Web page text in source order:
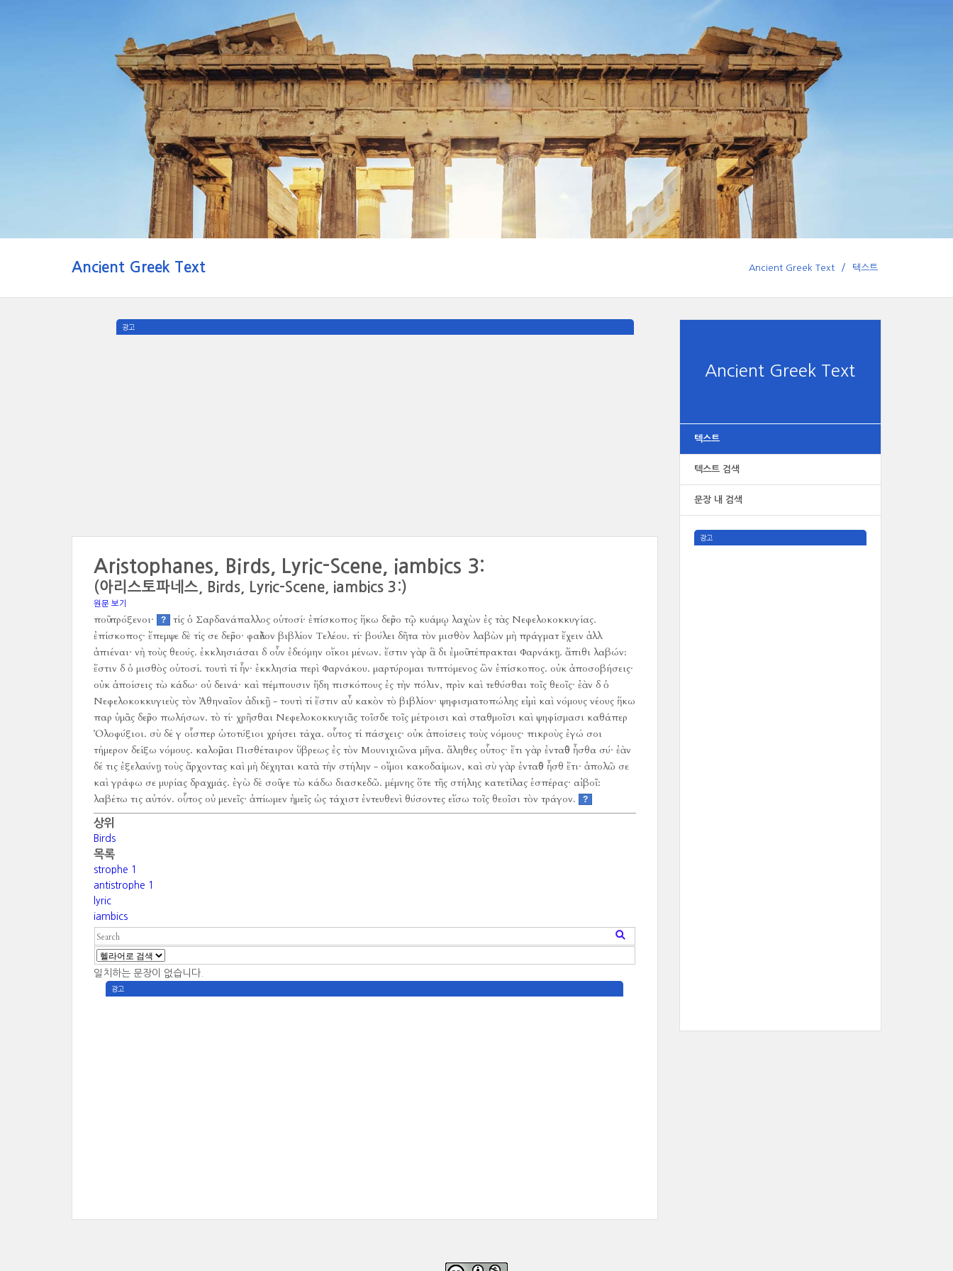
Ancient Greek Text Ancient Greek Text 텍스트
Ancient Greek Text
텍스트
텍스트 검색
문장 내 검색
광고
광고
Aristophanes, Birds, Lyric-Scene, iambics 3:
(아리스토파네스, Birds, Lyric-Scene, iambics 3:)
원문 보기
ποῦ πρόξενοι· ? τίς ὁ Σαρδανάπαλλος οὑτοσί· ἐπίσκοπος ἥκω δεῦρο τῷ κυάμῳ λαχὼν ἐς τὰς Νεφελοκοκκυγίας.
ἐπίσκοπος· ἔπεμψε δὲ τίς σε δεῦρο· φαῦλον βιβλίον Τελέου. τί· βούλει δῆτα τὸν μισθὸν λαβὼν μὴ πράγματ ἔχειν ἀλλ
ἀπιέναι· νὴ τοὺς θεούς. ἐκκλησιάσαι δ οὖν ἐδεόμην οἴκοι μένων. ἔστιν γὰρ ἃ δι ἐμοῦ πέπρακται Φαρνάκῃ. ἄπιθι λαβών:
ἔστιν δ ὁ μισθὸς οὑτοσί. τουτὶ τί ἦν· ἐκκλησία περὶ Φαρνάκου. μαρτύρομαι τυπτόμενος ὢν ἐπίσκοπος. οὐκ ἀποσοβήσεις·
οὐκ ἀποίσεις τὼ κάδω· οὐ δεινά· καὶ πέμπουσιν ἤδη πισκόπους ἐς τὴν πόλιν, πρὶν καὶ τεθύσθαι τοῖς θεοῖς· ἐὰν δ ὁ
Νεφελοκοκκυγιεὺς τὸν Ἀθηναῖον ἀδικῇ - τουτὶ τί ἔστιν αὖ κακὸν τὸ βιβλίον· ψηφισματοπώλης εἰμὶ καὶ νόμους νέους ἥκω
παρ ὑμᾶς δεῦρο πωλήσων. τὸ τί· χρῆσθαι Νεφελοκοκκυγιᾶς τοῖσδε τοῖς μέτροισι καὶ σταθμοῖσι καὶ ψηφίσμασι καθάπερ
Ὀλοφύξιοι. σὺ δέ γ οἷσπερ ὡτοτύξιοι χρήσει τάχα. οὗτος τί πάσχεις· οὐκ ἀποίσεις τοὺς νόμους· πικροὺς ἐγώ σοι
τήμερον δείξω νόμους. καλοῦμαι Πισθέταιρον ὕβρεως ἐς τὸν Μουνιχιῶνα μῆνα. ἄληθες οὗτος· ἔτι γὰρ ἐνταῦθ ἦσθα σύ· ἐὰν
δέ τις ἐξελαύνῃ τοὺς ἄρχοντας καὶ μὴ δέχηται κατὰ τὴν στήλην - οἴμοι κακοδαίμων, καὶ σὺ γὰρ ἐνταῦθ ἦσθ ἔτι· ἀπολῶ σε
καὶ γράφω σε μυρίας δραχμάς. ἐγὼ δὲ σοῦ γε τὼ κάδω διασκεδῶ. μέμνης ὅτε τῆς στήλης κατετίλας ἑσπέρας· αἰβοῖ:
λαβέτω τις αὐτόν. οὗτος οὐ μενεῖς· ἀπίωμεν ἡμεῖς ὡς τάχιστ ἐντευθενὶ θύσοντες εἴσω τοῖς θεοῖσι τὸν τράγον. ?
상위
Birds
목록
strophe 1
antistrophe 1
lyric
iambics
일치하는 문장이 없습니다.
광고